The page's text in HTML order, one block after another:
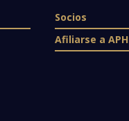
Socios
Afiliarse a APH